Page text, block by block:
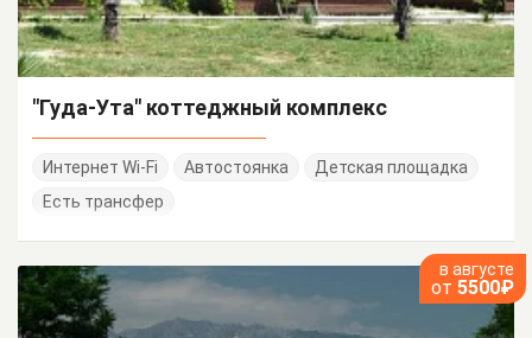
"Гуда-Ута" коттеджный комплекс
Интернет Wi-Fi Автостоянка
Детская площадка
Есть трансфер
в августе
от 5500₽